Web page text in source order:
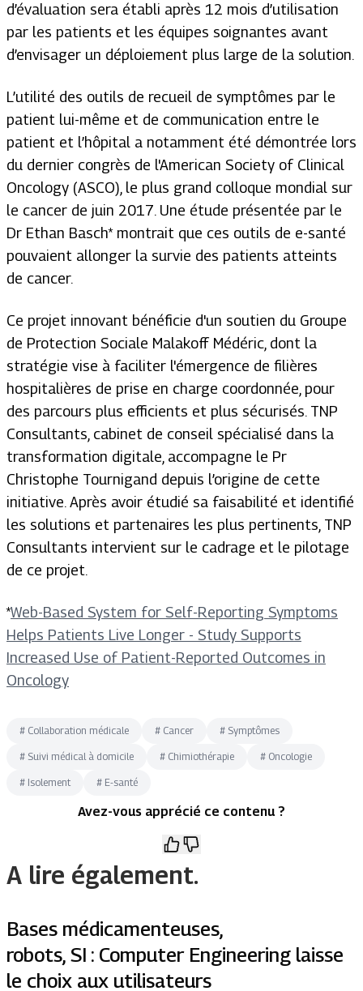
d’évaluation sera établi après 12 mois d’utilisation
par les patients et les équipes soignantes avant
d’envisager un déploiement plus large de la solution.
L’utilité des outils de recueil de symptômes par le
patient lui-même et de communication entre le
patient et l’hôpital a notamment été démontrée lors
du dernier congrès de l'American Society of Clinical
Oncology (ASCO), le plus grand colloque mondial sur
le cancer de juin 2017. Une étude présentée par le
Dr Ethan Basch* montrait que ces outils de e-santé
pouvaient allonger la survie des patients atteints
de cancer.
Ce projet innovant bénéficie d'un soutien du Groupe
de Protection Sociale Malakoff Médéric, dont la
stratégie vise à faciliter l'émergence de filières
hospitalières de prise en charge coordonnée, pour
des parcours plus efficients et plus sécurisés. TNP
Consultants, cabinet de conseil spécialisé dans la
transformation digitale, accompagne le Pr
Christophe Tournigand depuis l’origine de cette
initiative. Après avoir étudié sa faisabilité et identifié
les solutions et partenaires les plus pertinents, TNP
Consultants intervient sur le cadrage et le pilotage
de ce projet.
*Web-Based System for Self-Reporting Symptoms
Helps Patients Live Longer - Study Supports
Increased Use of Patient-Reported Outcomes in
Oncology
# Collaboration médicale # Cancer # Symptômes
# Suivi médical à domicile # Chimiothérapie # Oncologie
# Isolement # E-santé
Avez-vous apprécié ce contenu ?
A lire également.
Bases médicamenteuses,
robots, SI : Computer Engineering laisse
le choix aux utilisateurs